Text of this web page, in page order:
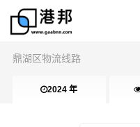
鼎湖区物流线路
2024 年